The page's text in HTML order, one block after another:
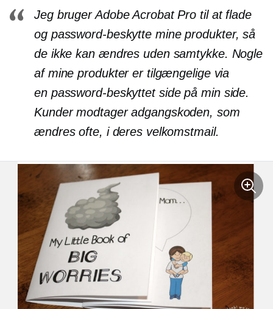
Jeg bruger Adobe Acrobat Pro til at flade
og password-beskytte mine produkter, så
de ikke kan ændres uden samtykke. Nogle
af mine produkter er tilgængelige via
en password-beskyttetside på min side.
Kunder modtager adgangskoden, som
ændres ofte, i deres velkomstmail.